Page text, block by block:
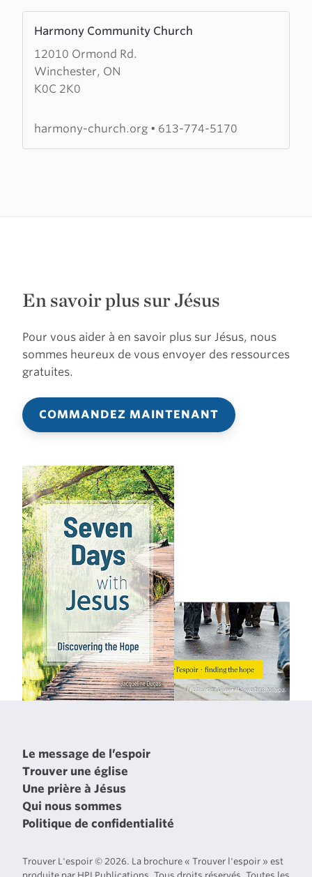
Harmony Community Church
12010 Ormond Rd.
Winchester, ON
K0C 2K0
more
about
Harmony
Community
harmony-church.org • 613-774-5170
En savoir plus sur Jésus
Pour vous aider à en savoir plus sur Jésus, nous
sommes heureux de vous envoyer des ressources
gratuites.
COMMANDEZ MAINTENANT
Le message de l’espoir
Trouver une église
Une prière à Jésus
Qui nous sommes
Politique de confidentialité
Trouver L'espoir © 2026. La brochure « Trouver l'espoir » est